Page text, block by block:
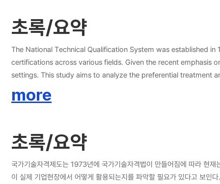
초록/요약
The National Technical Qualification System was established
certifications across various fields. Given the recent emphasis
settings. This study aims to analyze the preferential treatment and content of preferential treatment for certifications from the perspective of examinees, using survey data from candidates registering for the
status at workplace' and 'content of workplace preference.'
with the highest accuracy and F1 score and determine the
more
초록/요약
국가기술자격제도는 1973년에 국가기술자격법이 만들어짐에 따라 현
이 실제 기업현장에서 어떻게 활용되는지를 파악할 필요가 있다고 보인